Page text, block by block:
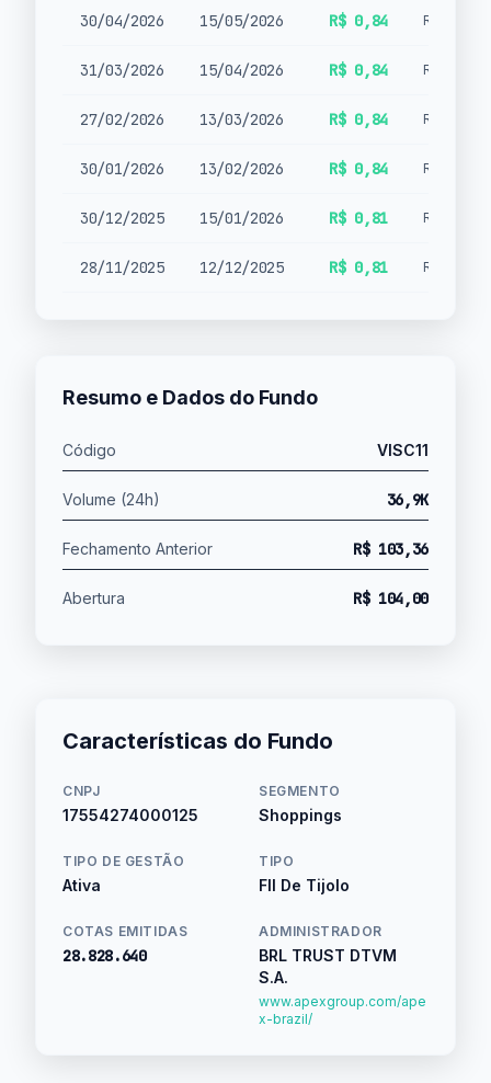
30/04/2026 15/05/2026 R$ 0,84
31/03/2026 15/04/2026 R$ 0,84
27/02/2026 13/03/2026 R$ 0,84
30/01/2026 13/02/2026 R$ 0,84
30/12/2025 15/01/2026 R$ 0,81
28/11/2025 12/12/2025 R$ 0,81
Resumo e Dados do Fundo
Código VISC11
Volume (24h) 36,9K
Fechamento Anterior R$ 103,36
Abertura R$ 104,00
Características do Fundo
CNPJ
17554274000125
SEGMENTO
Shoppings
TIPO DE GESTÃO
Ativa
TIPO
FII De Tijolo
COTAS EMITIDAS
28.828.640
ADMINISTRADOR
BRL TRUST DTVM
S.A.
www.apexgroup.com/ape
x-brazil/